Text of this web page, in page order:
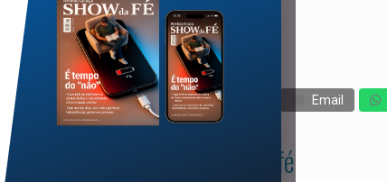
Facebook Twitter Messenger Email
Abandono da fé